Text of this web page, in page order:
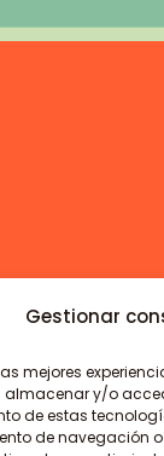
Gestionar
mejores
almacenar y/o
de estas
de navegación